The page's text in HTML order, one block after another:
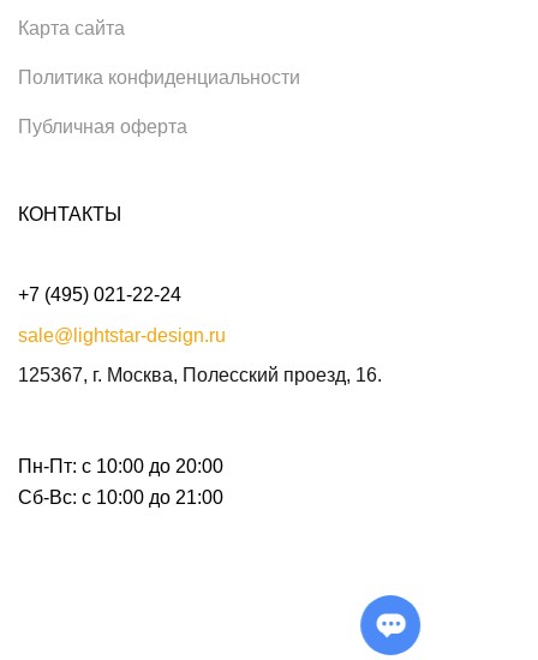
Карта сайта
Политика конфиденциальности
Публичная оферта
КОНТАКТЫ
+7 (495) 021-22-24
sale@lightstar-design.ru
125367, г. Москва, Полесский проезд, 16.
Пн-Пт: с 10:00 до 20:00
Сб-Вс: с 10:00 до 21:00